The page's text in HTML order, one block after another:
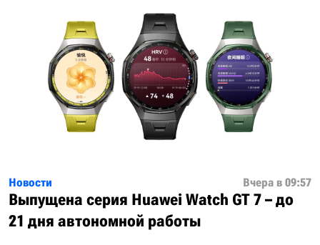
Новости Вчера в 09:57
Выпущена серия Huawei Watch GT 7 – до
21 дня автономной работы